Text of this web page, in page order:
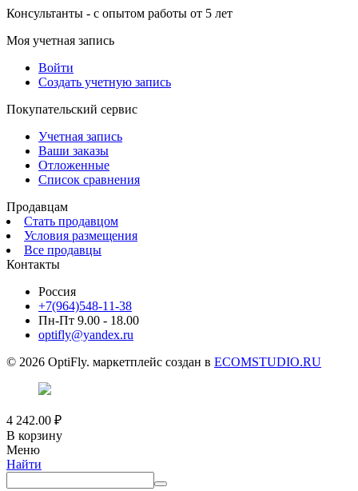
Консультанты - с опытом работы от 5 лет
Моя учетная запись
Войти
Создать учетную запись
Покупательский сервис
Учетная запись
Ваши заказы
Отложенные
Список сравнения
Продавцам
Стать продавцом
Условия размещения
Все продавцы
Контакты
Россия
+7(964)548-11-38
Пн-Пт 9.00 - 18.00
optifly@yandex.ru
© 2026 OptiFly. маркетплейс создан в ECOMSTUDIO.RU
4 242.00 ₽
В корзину
Меню
Найти